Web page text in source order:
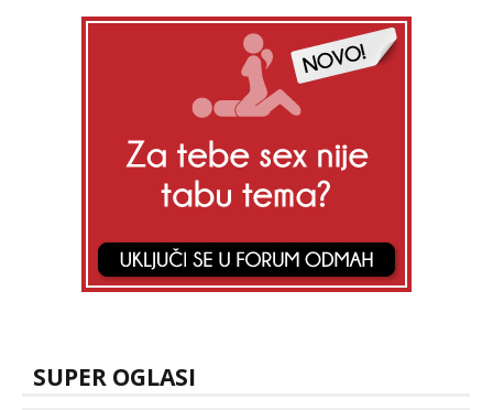
sumarcima itd be...
SUPER OGLASI